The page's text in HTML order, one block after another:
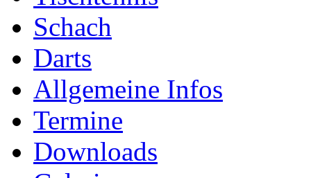
Schach
Darts
Allgemeine Infos
Termine
Downloads